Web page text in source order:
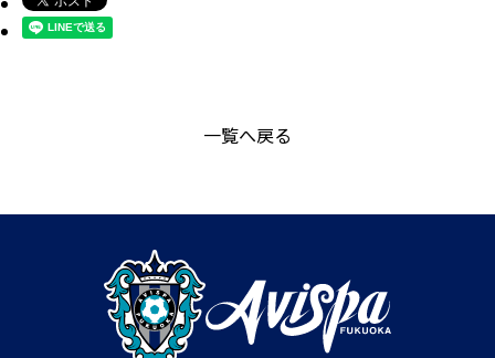
一覧へ戻る